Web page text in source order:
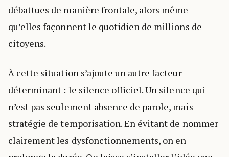
débattues de manière frontale, alors même
qu’elles façonnent le quotidien de millions de
citoyens.
À cette situation s’ajoute un autre facteur
déterminant : le silence officiel. Un silence qui
n’est pas seulement absence de parole, mais
stratégie de temporisation. En évitant de nommer
clairement les dysfonctionnements, on en